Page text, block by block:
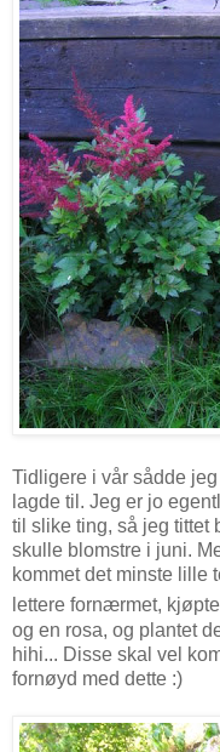
Tidligere i vår sådde
lagde til. Jeg er jo
til slike ting, så jeg tittet
skulle blomstre i juni.
kommet det minste lille
lettere fornærmet,
og en rosa, og plantet
hihi... Disse skal vel
fornøyd med dette :)